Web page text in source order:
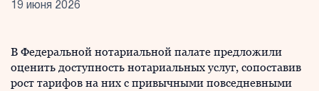
19 июня 2026
В Федеральной нотариальной палате предложили
оценить доступность нотариальных услуг, сопоставив
рост тарифов на них с привычными повседневными